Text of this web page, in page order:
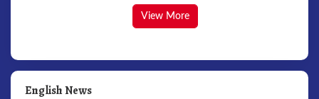
View More
English News